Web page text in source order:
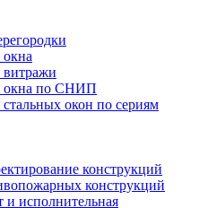
витражи
окна по СНИП
окон по сериям
конструкций
конструкций
и исполнительная